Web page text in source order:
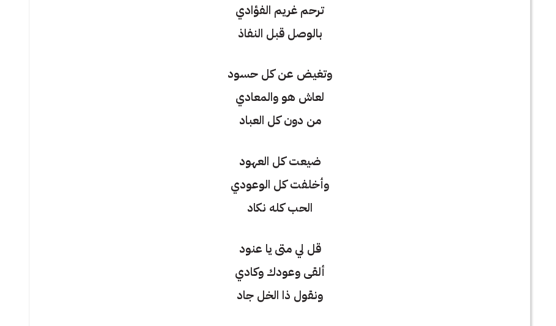
ترحم غريم الفؤادي
بالوصل قبل النفاذ
وتغيض عن كل حسود
لعاش هو والمعادي
من دون كل العباد
ضيعت كل العهود
وأخلفت كل الوعودي
الحب كله نكاد
قل لي متى يا عنود
ألقى وعودك وكادي
ونقول ذا الخل جاد